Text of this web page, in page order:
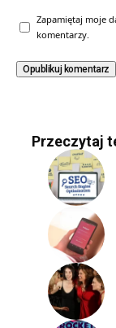
Zapamiętaj moje
komentarzy.
Przeczytaj